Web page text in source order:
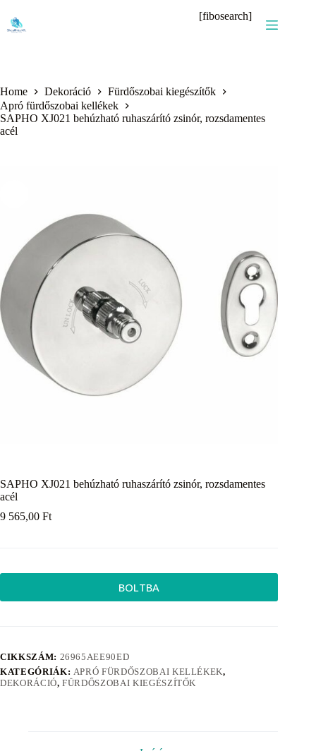
content
[fibosearch]
Home Dekoráció
Fürdőszobai kiegészítők
Apró fürdőszobai kellékek
SAPHO XJ021 behúzható ruhaszárító zsinór, rozsdamentes
acél
SAPHO XJ021 behúzható ruhaszárító zsinór, rozsdamentes
acél
9 565,00 Ft
BOLTBA
CIKKSZÁM: 26965AEE90ED
KATEGÓRIÁK: APRÓ FÜRDŐSZOBAI KELLÉKEK,
DEKORÁCIÓ,FÜRDŐSZOBAI KIEGÉSZÍTŐK